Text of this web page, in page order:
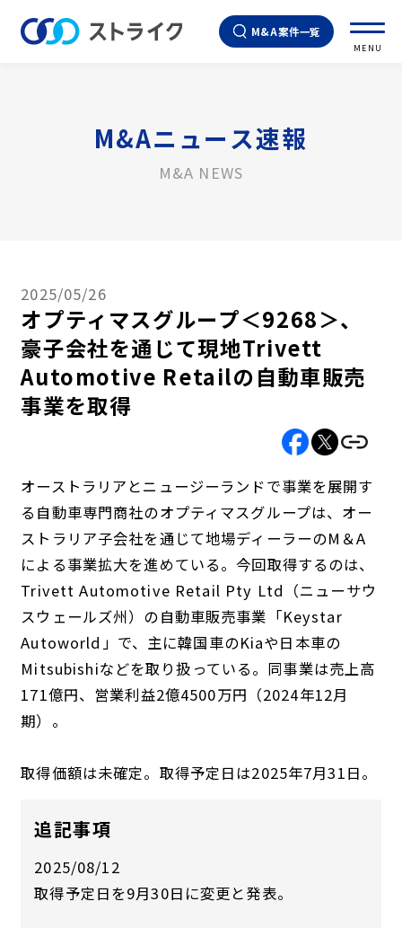
M&A案件一覧
MENU
M&Aニュース速報
M&A NEWS
2025/05/26
オプティマスグループ＜9268＞、
豪子会社を通じて現地Trivett
Automotive Retailの自動車販売
事業を取得
オーストラリアとニュージーランドで事業を展開す
る自動車専門商社のオプティマスグループは、オー
ストラリア子会社を通じて地場ディーラーのM＆A
による事業拡大を進めている。今回取得するのは、
Trivett Automotive Retail Pty Ltd（ニューサウ
スウェールズ州）の自動車販売事業「Keystar
Autoworld」で、主に韓国車のKiaや日本車の
Mitsubishiなどを取り扱っている。同事業は売上高
171億円、営業利益2億4500万円（2024年12月
期）。
取得価額は未確定。取得予定日は2025年7月31日。
追記事項
2025/08/12
取得予定日を9月30日に変更と発表。